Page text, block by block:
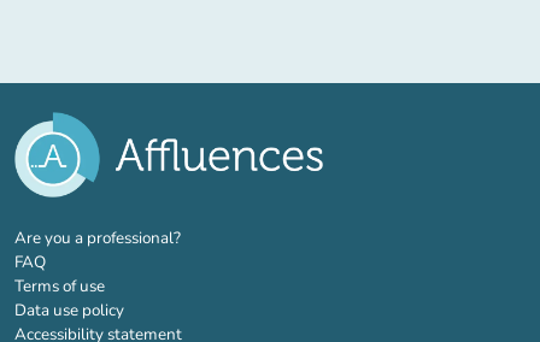
Are you a professional?(new tab)
FAQ
Terms of use
Data use policy
Accessibility statement